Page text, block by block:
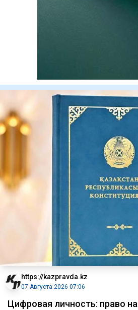
https://kazpravda.kz
07 Августа 2026 07:06
Цифровая личность: право на